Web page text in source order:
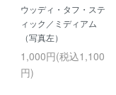
ウッディ・タフ・ステ
ィック／ミディアム
（写真左）
1,000円(税込1,100
円)